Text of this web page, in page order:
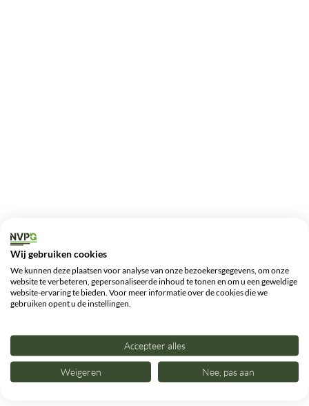
Wij gebruiken cookies
We kunnen deze plaatsen voor analyse van onze bezoekersgegevens, om onze
website te verbeteren, gepersonaliseerde inhoud te tonen en om u een geweldige
website-ervaring te bieden. Voor meer informatie over de cookies die we
gebruiken opent u de instellingen.
Accepteer alles
Weigeren Nee, pas aan